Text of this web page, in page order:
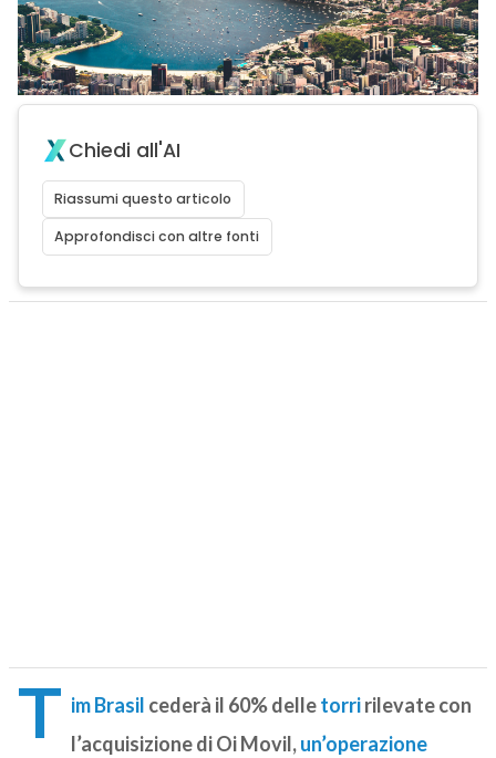
Chiedi all'AI
Riassumi questo articolo
Approfondisci con altre fonti
T im Brasil cederà il 60% delletorririlevate con
l’acquisizione di Oi Movil,un’operazione